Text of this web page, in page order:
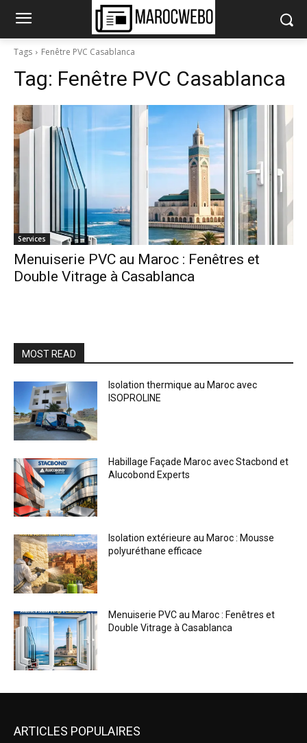
Tags Fenêtre PVC Casablanca
Tag: Fenêtre PVC Casablanca
Services
Menuiserie PVC au Maroc : Fenêtres et
Double Vitrage à Casablanca
MOST READ
Isolation thermique au Maroc avec
ISOPROLINE
Habillage Façade Maroc avec Stacbond et
Alucobond Experts
Isolation extérieure au Maroc : Mousse
polyuréthane efficace
Menuiserie PVC au Maroc : Fenêtres et
Double Vitrage à Casablanca
ARTICLES POPULAIRES